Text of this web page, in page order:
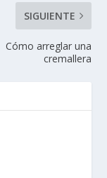
SIGUIENTE
Cómo arreglar una
cremallera